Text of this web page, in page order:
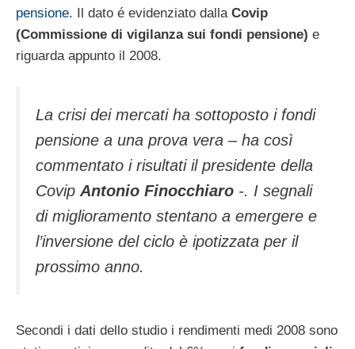
pensione. Il dato é evidenziato dalla Covip
(Commissione di vigilanza sui fondi pensione) e
riguarda appunto il 2008.
La crisi dei mercati ha sottoposto i fondi
pensione a una prova vera – ha così
commentato i risultati il presidente della
CovipAntonio Finocchiaro -. I segnali
di miglioramento stentano a emergere e
l’inversione del ciclo è ipotizzata per il
prossimo anno.
Secondi i dati dello studio i rendimenti medi 2008 sono